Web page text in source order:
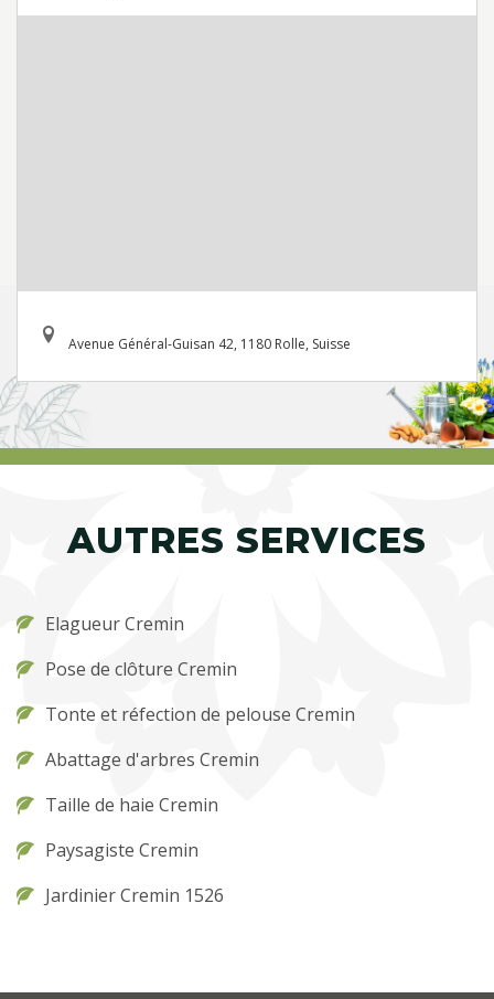
Avenue Général-Guisan 42, 1180 Rolle, Suisse
AUTRES SERVICES
Elagueur Cremin
Pose de clôture Cremin
Tonte et réfection de pelouse Cremin
Abattage d'arbres Cremin
Taille de haie Cremin
Paysagiste Cremin
Jardinier Cremin 1526